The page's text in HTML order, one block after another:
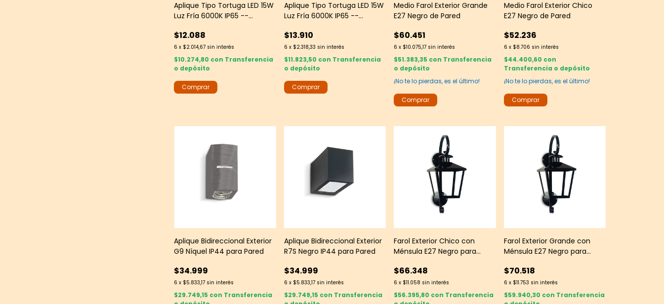
Aplique Tipo Tortuga LED 15W
Luz Fría 6000K IP65 --
$12.088
6 x $2.014,67 sin interés
$10.274,80 con Transferencia
o depósito
Aplique Tipo Tortuga LED 15W
Luz Fría 6000K IP65 --
$13.910
6 x $2.318,33 sin interés
$11.823,50 con Transferencia
o depósito
Medio Farol Exterior Grande
E27 Negro de Pared
$60.451
6 x $10.075,17 sin interés
$51.383,35 con Transferencia
o depósito
¡No te lo pierdas, es el último!
Medio Farol Exterior Chico
E27 Negro de Pared
$52.236
6 x $8.706 sin interés
$44.400,60 con
Transferencia o depósito
¡No te lo pierdas, es el último!
Aplique Bidireccional Exterior
G9 Níquel IP44 para Pared
$34.999
6 x $5.833,17 sin interés
$29.749,15 con Transferencia
Aplique Bidireccional Exterior
R7S Negro IP44 para Pared
$34.999
6 x $5.833,17 sin interés
$29.749,15 con Transferencia
Farol Exterior Chico con
Ménsula E27 Negro para
$66.348
6 x $11.058 sin interés
$56.395,80 con Transferencia
Farol Exterior Grande con
Ménsula E27 Negro para
$70.518
6 x $11.753 sin interés
$59.940,30 con Transferencia